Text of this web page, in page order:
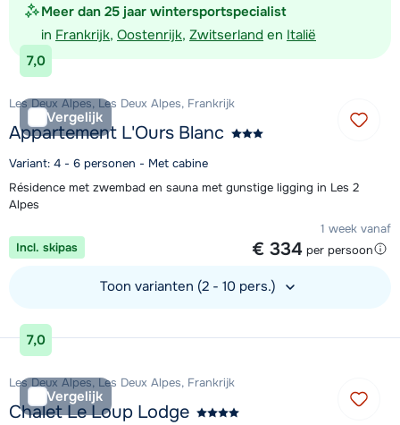
Meer dan 25 jaar wintersportspecialist
in Frankrijk, Oostenrijk, Zwitserland en Italië
7,0
Vergelijk
Les Deux Alpes, Les Deux Alpes, Frankrijk
Appartement L'Ours Blanc
Variant: 4 - 6 personen - Met cabine
Résidence met zwembad en sauna met gunstige ligging in Les 2
Alpes
1 week vanaf
€ 334 per persoon
Incl. skipas
Toon varianten (2 - 10 pers.)
Bekijk accommodatie
7,0
Vergelijk
Les Deux Alpes, Les Deux Alpes, Frankrijk
Chalet Le Loup Lodge